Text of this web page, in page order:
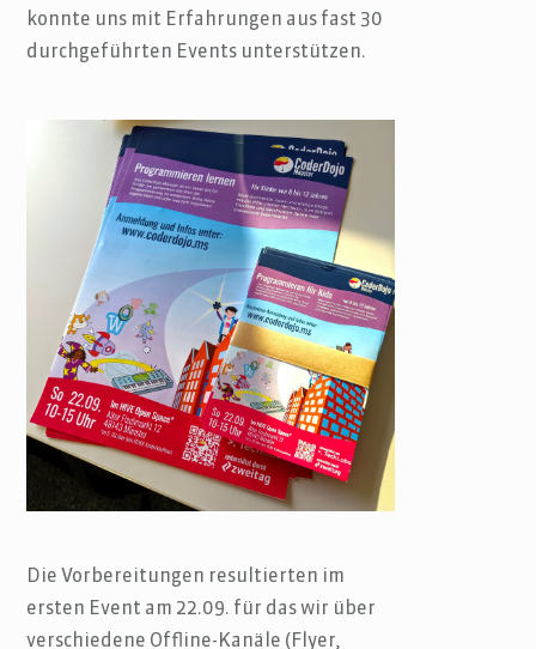
konnte uns mit Erfahrungen aus fast 30
durchgeführten Events unterstützen.
Die Vorbereitungen resultierten im
ersten Event am 22.09. für das wir über
verschiedene Offline-Kanäle (Flyer,